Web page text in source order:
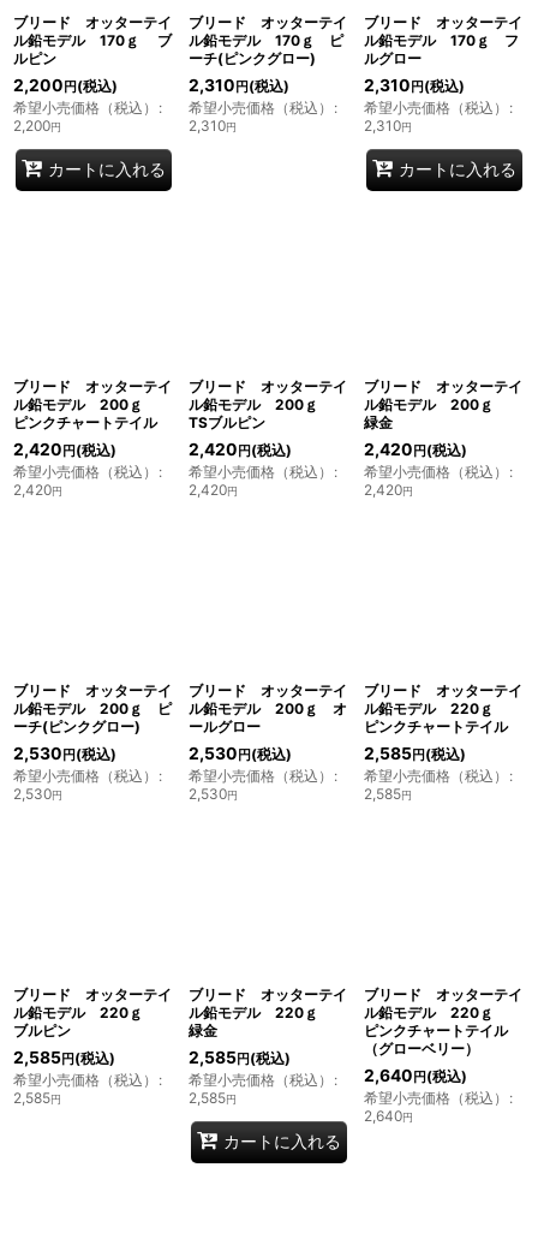
ブリード オッターテイ
ル鉛モデル 170ｇ ブ
ルピン
2,200 円 (税込)
希望小売価格（税込） :
2,200円
カートに入れる
ブリード オッターテイ
ル鉛モデル 170ｇ ピ
ーチ(ピンクグロー)
2,310 円(税込)
希望小売価格（税込） :
2,310円
ブリード オッターテイ
ル鉛モデル 170ｇ フ
ルグロー
2,310 円(税込)
希望小売価格（税込） :
2,310円
カートに入れる
ブリード オッターテイ
ル鉛モデル 200ｇ
ピンクチャートテイル
2,420 円 (税込)
希望小売価格（税込） :
2,420円
ブリード オッターテイ
ル鉛モデル 200ｇ
TSブルピン
2,420 円(税込)
希望小売価格（税込） :
2,420円
ブリード オッターテイ
ル鉛モデル 200ｇ
緑金
2,420 円(税込)
希望小売価格（税込） :
2,420円
ブリード オッターテイ
ル鉛モデル 200ｇ ピ
ーチ(ピンクグロー)
2,530 円 (税込)
希望小売価格（税込） :
2,530円
ブリード オッターテイ
ル鉛モデル 200ｇ オ
ールグロー
2,530 円(税込)
希望小売価格（税込） :
2,530円
ブリード オッターテイ
ル鉛モデル 220ｇ
ピンクチャートテイル
2,585円(税込)
希望小売価格（税込） :
2,585円
ブリード オッターテイ
ル鉛モデル 220ｇ
ブルピン
2,585円 (税込)
希望小売価格（税込） :
2,585円
ブリード オッターテイ
ル鉛モデル 220ｇ
緑金
2,585円(税込)
希望小売価格（税込） :
2,585円
カートに入れる
ブリード オッターテイ
ル鉛モデル 220ｇ
ピンクチャートテイル
（グローベリー）
2,640 円(税込)
希望小売価格（税込） :
2,640円